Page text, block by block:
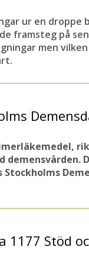
ur en droppe
framsteg på
men
demensvården.
1177 Stöd